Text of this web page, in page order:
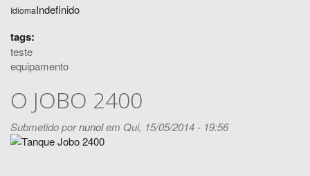
IdiomaIndefinido
tags:
teste
equipamento
O JOBO 2400
Submetido pornunolem Qui, 15/05/2014 - 19:56